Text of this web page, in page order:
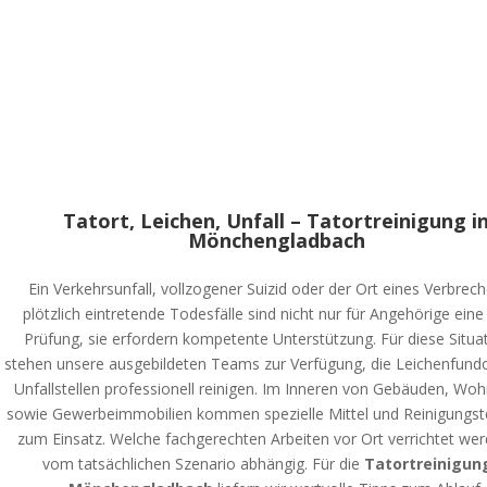
Tatort, Leichen, Unfall – Tatortreinigung in
Mönchengladbach
Ein Verkehrsunfall, vollzogener Suizid oder der Ort eines
plötzlich eintretende Todesfälle sind nicht nur für Angehörige
Prüfung, sie erfordern kompetente Unterstützung. Für diese
stehen unsere ausgebildeten Teams zur Verfügung, die
Unfallstellen professionell reinigen. Im Inneren von Gebäuden,
sowie Gewerbeimmobilien kommen spezielle Mittel und
zum Einsatz. Welche fachgerechten Arbeiten vor Ort verrichtet
vom tatsächlichen Szenario abhängig. Für die